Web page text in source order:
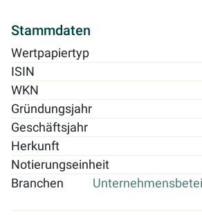
Stammdaten
Wertpapiertyp
ISIN
WKN
Gründungsjahr
Geschäftsjahr
Herkunft
Notierungseinheit
Branchen